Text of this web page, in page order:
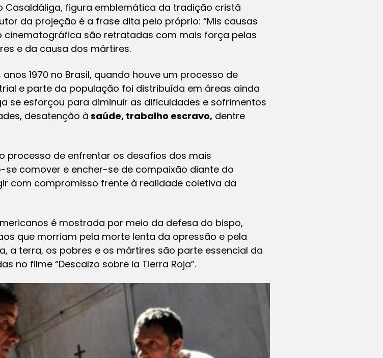
Casaldáliga, figura emblemática da tradição cristã
da projeção é a frase dita pelo próprio: “Mis causas
cinematográfica são retratadas com mais força pelas
e da causa dos mártires.
1970 no Brasil, quando houve um processo de
e parte da população foi distribuída em áreas ainda
se esforçou para diminuir as dificuldades e sofrimentos
desatenção àsaúde, trabalho escravo, dentre
processo de enfrentar os desafios dos mais
comover e encher-se de compaixão diante do
com compromisso frente à realidade coletiva da
é mostrada por meio da defesa do bispo,
que morriam pela morte lenta da opressão e pela
a terra, os pobres e os mártires são parte essencial da
no filme “Descalzo sobre la Tierra Roja”.